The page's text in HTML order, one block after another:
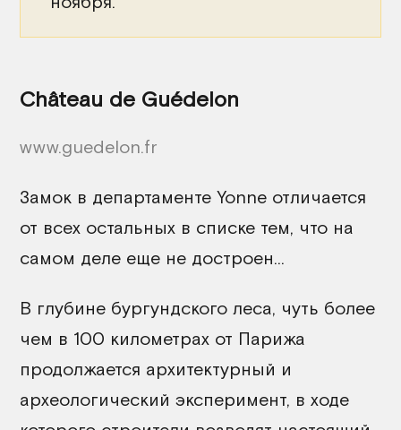
Château de Guédelon
www.guedelon.fr
Замок в департаменте Yonne отличается
от всех остальных в списке тем, что на
самом деле еще не достроен...
В глубине бургундского леса, чуть более
чем в 100 километрах от Парижа
продолжается архитектурный и
археологический эксперимент, в ходе